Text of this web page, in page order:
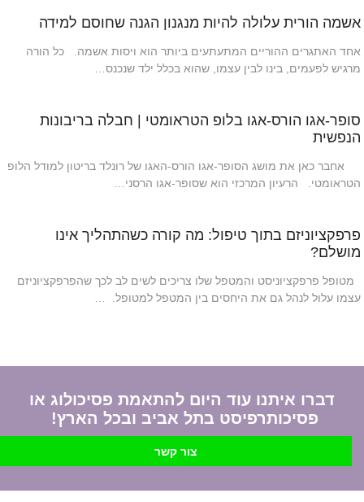
אשמה הורית עלולה להיות מנגנון הגנה שחוסם למידה
אחד האתגרים ההוריים המתעתעים ביותר הוא ויסות אשמה. כל הורה
מרגיש לפעמים, בינו לבין עצמו, שהוא בכלל ילד שנכנס…
סופר-אגו הורס-אגו בלופ הטראומטי | חבלה בריבונות
הנפשית
אחבר כאן את מושג הסופר-אגו הורס-האגו של רונלד בריטון למודל הלופ
הטראומטי. הרעיון המרכזי הוא שסופר-אגו הרסני…
פרפקציוניזם בתוך טיפול: מה קורה כשהתהליך אינו
מושלם?
מטופל פרפקציוניסט והמטפל שלו צריכים לשים לב לכך שהפרפקציוניזם
עצמו עלול לנהל גם את היחסים בין המטפל למטופל. …
דברו איתנו עוד היום להתאמת פסיכולוג או
פסיכותרפיסט בתל אביב ובכל הארץ!
צור קשר